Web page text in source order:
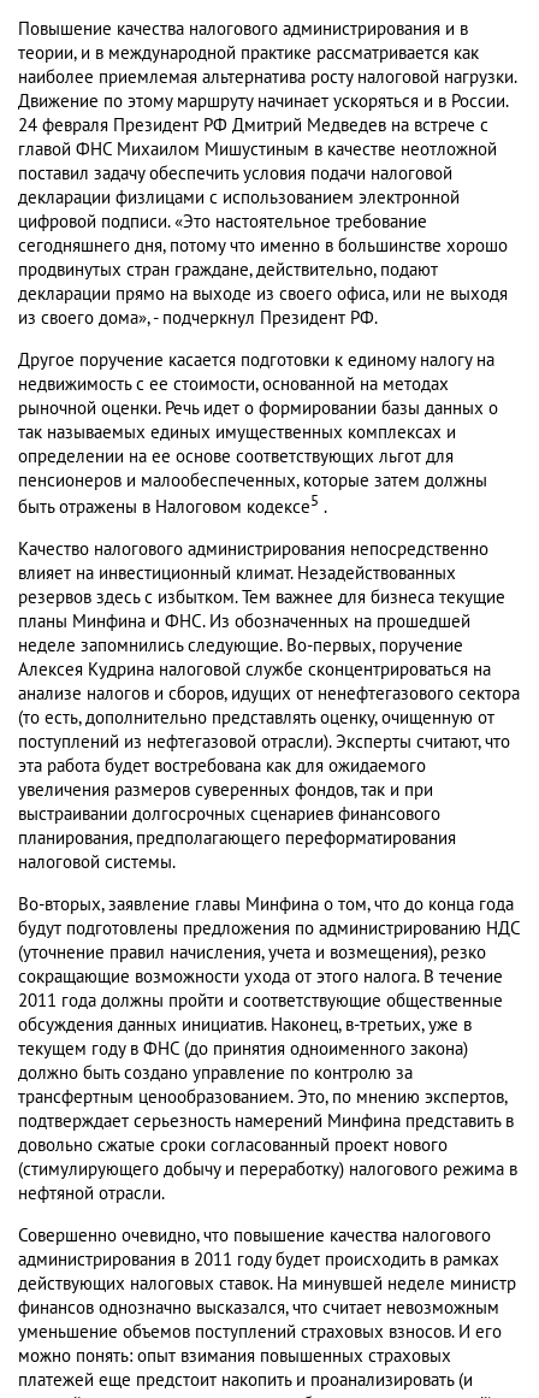
Повышение качества налогового администрирования и в
теории, и в международной практике рассматривается как
наиболее приемлемая альтернатива росту налоговой нагрузки.
Движение по этому маршруту начинает ускоряться и в России.
24 февраля Президент РФ Дмитрий Медведев на встрече с
главой ФНС Михаилом Мишустиным в качестве неотложной
поставил задачу обеспечить условия подачи налоговой
декларации физлицами с использованием электронной
цифровой подписи. «Это настоятельное требование
сегодняшнего дня, потому что именно в большинстве хорошо
продвинутых стран граждане, действительно, подают
декларации прямо на выходе из своего офиса, или не выходя
из своего дома», - подчеркнул Президент РФ.
Другое поручение касается подготовки к единому налогу на
недвижимость с ее стоимости, основанной на методах
рыночной оценки. Речь идет о формировании базы данных о
так называемых единых имущественных комплексах и
определении на ее основе соответствующих льгот для
пенсионеров и малообеспеченных, которые затем должны
быть отражены в Налоговом кодексе5 .
Качество налогового администрирования непосредственно
влияет на инвестиционный климат. Незадействованных
резервов здесь с избытком. Тем важнее для бизнеса текущие
планы Минфина и ФНС. Из обозначенных на прошедшей
неделе запомнились следующие. Во-первых, поручение
Алексея Кудрина налоговой службе сконцентрироваться на
анализе налогов и сборов, идущих от ненефтегазового сектора
(то есть, дополнительно представлять оценку, очищенную от
поступлений из нефтегазовой отрасли). Эксперты считают, что
эта работа будет востребована как для ожидаемого
увеличения размеров суверенных фондов, так и при
выстраивании долгосрочных сценариев финансового
планирования, предполагающего переформатирования
налоговой системы.
Во-вторых, заявление главы Минфина о том, что до конца года
будут подготовлены предложения по администрированию НДС
(уточнение правил начисления, учета и возмещения), резко
сокращающие возможности ухода от этого налога. В течение
2011 года должны пройти и соответствующие общественные
обсуждения данных инициатив. Наконец, в-третьих, уже в
текущем году в ФНС (до принятия одноименного закона)
должно быть создано управление по контролю за
трансфертным ценообразованием. Это, по мнению экспертов,
подтверждает серьезность намерений Минфина представить в
довольно сжатые сроки согласованный проект нового
(стимулирующего добычу и переработку) налогового режима в
нефтяной отрасли.
Совершенно очевидно, что повышение качества налогового
администрирования в 2011 году будет происходить в рамках
действующих налоговых ставок. На минувшей неделе министр
финансов однозначно высказался, что считает невозможным
уменьшение объемов поступлений страховых взносов. И его
можно понять: опыт взимания повышенных страховых
платежей еще предстоит накопить и проанализировать (и